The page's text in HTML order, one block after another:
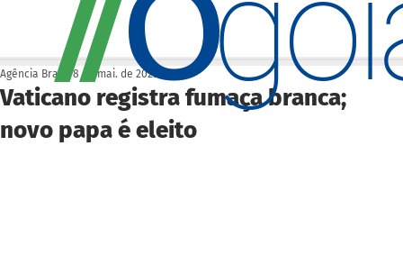
Vaticano registra fumaça branca;
novo papa é eleito
Agência Brasil 8 de mai. de 2025